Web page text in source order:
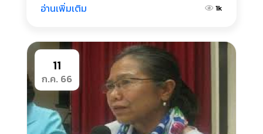
อ่านเพิ่มเติม 1k
11
ก.ค. 66